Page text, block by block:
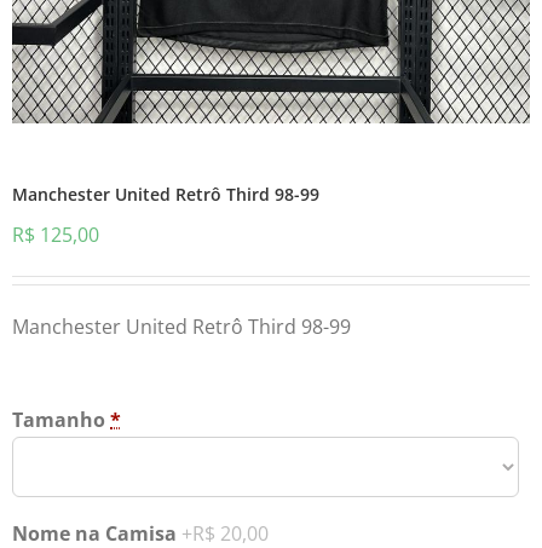
Manchester United Retrô Third 98-99
R$ 125,00
Manchester United Retrô Third 98-99
Tamanho *
Nome na Camisa +R$ 20,00